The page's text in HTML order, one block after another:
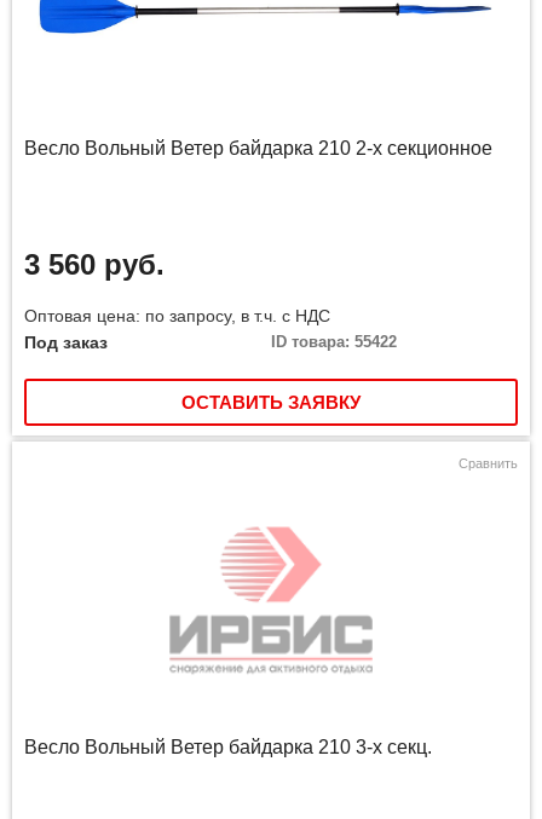
Весло Вольный Ветер байдарка 210 2-х секционное
3 560 руб.
Оптовая цена: по запросу, в т.ч. с НДС
Под заказ
ID товара: 55422
ОСТАВИТЬ ЗАЯВКУ
Сравнить
Весло Вольный Ветер байдарка 210 3-х секц.